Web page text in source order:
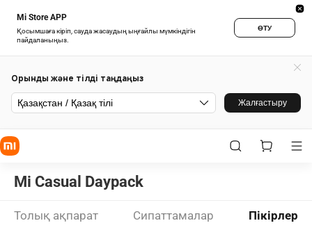
Mi Store APP
Қосымшаға кіріп, сауда жасаудың ыңғайлы мүмкіндігін
пайдаланыңыз.
ӨТУ
Орынды және тілді таңдаңыз
Қазақстан / Қазақ тілі Жалғастыру
Mi Casual Daypack
Толық ақпарат Сипаттамалар Пікірлер